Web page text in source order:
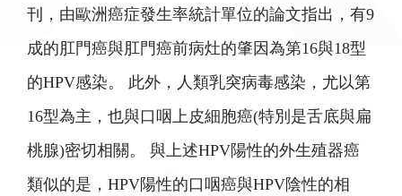
刊，由歐洲癌症發生率統計單位的論文指出，有9
成的肛門癌與肛門癌前病灶的肇因為第16與18型
的HPV感染。 此外，人類乳突病毒感染，尤以第
16型為主，也與口咽上皮細胞癌(特別是舌底與扁
桃腺)密切相關。 與上述HPV陽性的外生殖器癌
類似的是，HPV陽性的口咽癌與HPV陰性的相